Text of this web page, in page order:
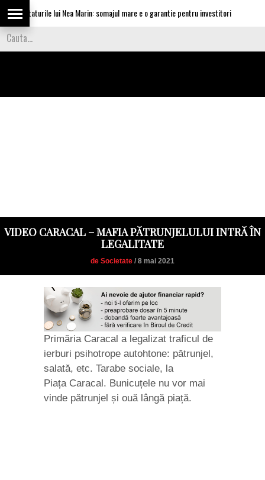
lui Nea Marin: somajul mare e o garantie pentru investitori
VIDEO CARACAL – MAFIA PĂTRUNJELULUI INTRĂ ÎN
LEGALITATE
de Societate / 8 mai 2021
Primăria Caracal a legalizat traficul de
ierburi psihotrope autohtone: pătrunjel,
salată, etc. Tarabe sociale, la
Piața Caracal. Bunicuțele nu vor mai
vinde pătrunjel și ouă lângă piață.